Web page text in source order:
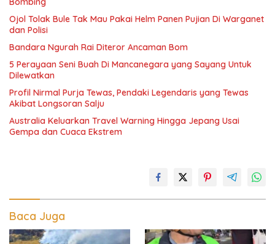
Ojol Tolak Bule Tak Mau Pakai Helm Panen Pujian Di Warganet
dan Polisi
Bandara Ngurah Rai Diteror Ancaman Bom
5 Perayaan Seni Buah Di Mancanegara yang Sayang Untuk
Dilewatkan
Profil Nirmal Purja Tewas, Pendaki Legendaris yang Tewas
Akibat Longsoran Salju
Australia Keluarkan Travel Warning Hingga Jepang Usai
Gempa dan Cuaca Ekstrem
Baca Juga